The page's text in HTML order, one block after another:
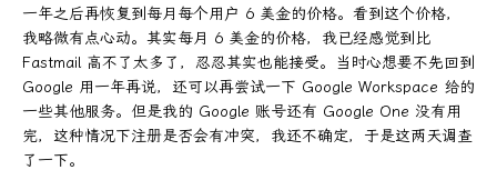
一年之后再恢复到每月每个用户 6 美金的价格。看到这个价格，
我略微有点心动。其实每月 6 美金的价格，我已经感觉到比
Fastmail 高不了太多了，忍忍其实也能接受。当时心想要不先回到
Google 用一年再说，还可以再尝试一下 Google Workspace 给的
一些其他服务。但是我的 Google 账号还有 Google One 没有用
完，这种情况下注册是否会有冲突，我还不确定，于是这两天调查
了一下。